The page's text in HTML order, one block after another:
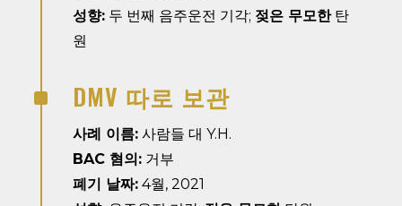
성향:두 번째 음주운전 기각; 젖은 무모한탄
원
^ DMV 따로 보관
사례 이름:사람들 대 Y.H.
BAC 혐의:거부
폐기 날짜:4월, 2021